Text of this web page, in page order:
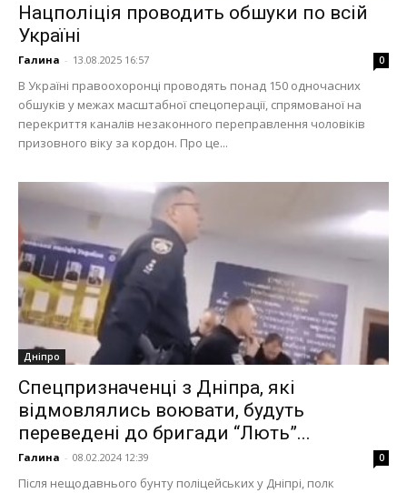
Нацполіція проводить обшуки по всій
Україні
Галина - 13.08.2025 16:57 0
В Україні правоохоронці проводять понад 150 одночасних
обшуків у межах масштабної спецоперації, спрямованої на
перекриття каналів незаконного переправлення чоловіків
призовного віку за кордон. Про це...
Дніпро
Спецпризначенці з Дніпра, які
відмовлялись воювати, будуть
переведені до бригади “Лють”...
Галина - 08.02.2024 12:39 0
Після нещодавнього бунту поліцейських у Дніпрі, полк